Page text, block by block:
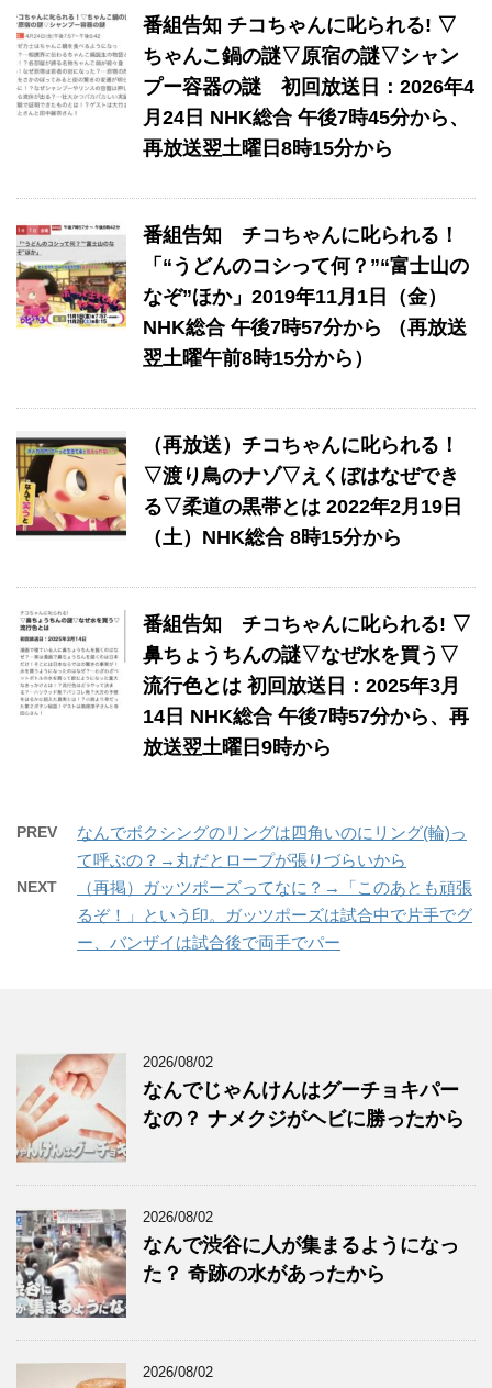
番組告知 チコちゃんに叱られる! ▽
ちゃんこ鍋の謎▽原宿の謎▽シャン
プー容器の謎 初回放送日：2026年4
月24日 NHK総合 午後7時45分から、
再放送翌土曜日8時15分から
番組告知 チコちゃんに叱られる！
「“うどんのコシって何？”“富士山の
なぞ”ほか」2019年11月1日（金）
NHK総合 午後7時57分から （再放送
翌土曜午前8時15分から）
（再放送）チコちゃんに叱られる！
▽渡り鳥のナゾ▽えくぼはなぜでき
る▽柔道の黒帯とは 2022年2月19日
（土）NHK総合 8時15分から
番組告知 チコちゃんに叱られる! ▽
鼻ちょうちんの謎▽なぜ水を買う▽
流行色とは 初回放送日：2025年3月
14日 NHK総合 午後7時57分から、再
放送翌土曜日9時から
PREV
なんでボクシングのリングは四角いのにリング(輪)っ
て呼ぶの？→丸だとロープが張りづらいから
NEXT
（再掲）ガッツポーズってなに？→「このあとも頑張
るぞ！」という印。ガッツポーズは試合中で片手でグ
ー、バンザイは試合後で両手でパー
2026/08/02
なんでじゃんけんはグーチョキパー
なの？ ナメクジがヘビに勝ったから
2026/08/02
なんで渋谷に人が集まるようになっ
た？ 奇跡の水があったから
2026/08/02